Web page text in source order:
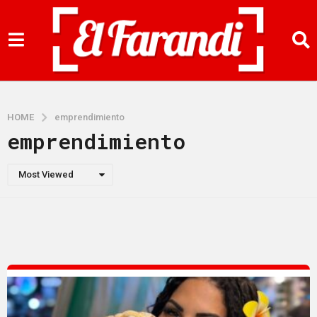
HOME emprendimiento
emprendimiento
Most Viewed